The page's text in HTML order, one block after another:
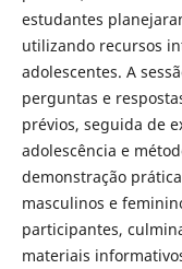
estudantes
utilizando recursos
adolescentes. A
perguntas e
prévios, seguida de
adolescência e
demonstração
masculinos e
participantes,
materiais